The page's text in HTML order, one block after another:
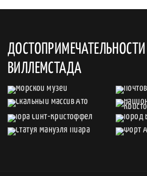
ДОСТОПРИМЕЧАТЕЛЬНОСТИ
ВИЛЛЕМСТАДА